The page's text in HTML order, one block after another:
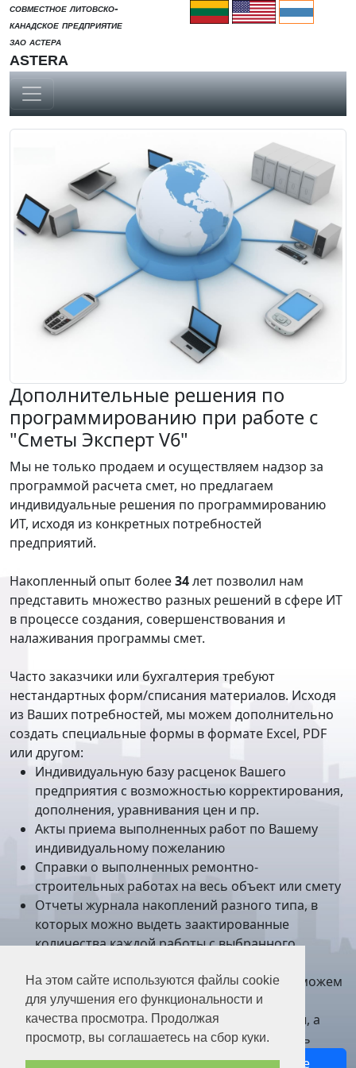
На этом сайте используются файлы cookie
для улучшения его функциональности и
качества просмотра. Продолжая
просмотр, вы соглашаетесь на сбор куки.
cовместное литовско-
канадское предприятие
зао астера
ASTERA
Дополнительные решения по
программированию при работе с
"Сметы Эксперт V6"
Мы не только продаем и осуществляем надзор за
программой расчета смет, но предлагаем
индивидуальные решения по программированию
ИТ, исходя из конкретных потребностей
предприятий.
Накопленный опыт более34лет позволил нам
представить множество разных решений в сфере ИТ
в процессе создания, совершенствования и
налаживания программы смет.
Часто заказчики или бухгалтерия требуют
нестандартных форм/списания материалов. Исходя
из Ваших потребностей, мы можем дополнительно
создать специальные формы в формате Excel, PDF
или другом:
Индивидуальную базу расценок Вашего
предприятия с возможностью корректирования,
дополнения, уравнивания цен и пр.
Акты приема выполненных работ по Вашему
индивидуальному пожеланию
Справки о выполненных ремонтно-
строительных работах на весь объект или смету
Отчеты журнала накоплений разного типа, в
которых можно выдеть заактированные
количества каждой работы с выбранного
У Вас есть особый склад материалов? Мы можем
приспособить к программе сметы, таким
образом, Вы сможете вставлять их в сметы, а
потом бухгалтерии будет проще их списать
У Вас есть другие идеи, или Вы хотите